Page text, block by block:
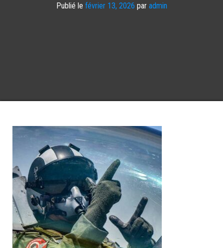
Publié le février 13, 2026 par admin